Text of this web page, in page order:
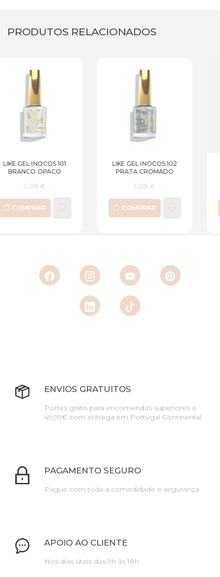
PRODUTOS RELACIONADOS
LIKE GEL INOCOS 102
PRATA CROMADO
LIKE GEL INOCOS
BRANCO
ENVIOS GRATUITOS
Portes grátis para encomendas superiores a
49,99€ com entrega em Portugal Continental
PAGAMENTO SEGURO
Pague com toda a comodidade e segurança
APOIO AO CLIENTE
Nos dias úteis das 9h às 18h